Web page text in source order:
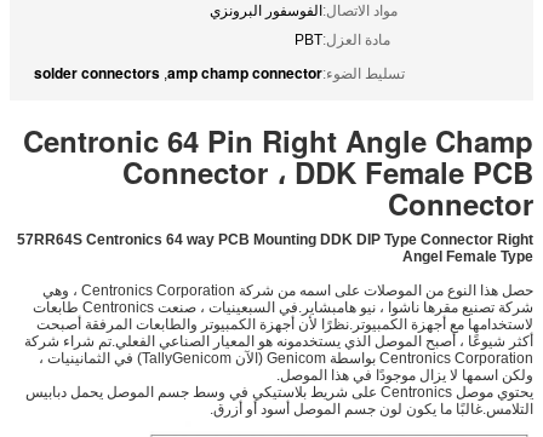
مواد الاتصال:الفوسفور البرونزي
مادة العزل:PBT
تسليط الضوء:amp champ connector
,
solder connectors
Centronic 64 Pin Right Angle Champ
Connector ، DDK Female PCB
Connector
57RR64S Centronics 64 way PCB Mounting DDK DIP Type Connector Right
Angel Female Type
حصل هذا النوع من الموصلات على اسمه من شركة Centronics Corporation ، وهي
شركة تصنيع مقرها ناشوا ، نيو هامبشاير.في السبعينيات ، صنعت Centronics طابعات
لاستخدامها مع أجهزة الكمبيوتر.نظرًا لأن أجهزة الكمبيوتر والطابعات المرفقة أصبحت
أكثر شيوعًا ، أصبح الموصل الذي يستخدمونه هو المعيار الصناعي الفعلي.تم شراء شركة
Centronics Corporation بواسطة Genicom (الآن TallyGenicom) في الثمانينيات ،
ولكن اسمها لا يزال موجودًا في هذا الموصل.
يحتوي موصل Centronics على شريط بلاستيكي في وسط جسم الموصل يحمل دبابيس
التلامس.غالبًا ما يكون لون جسم الموصل أسود أو أزرق.